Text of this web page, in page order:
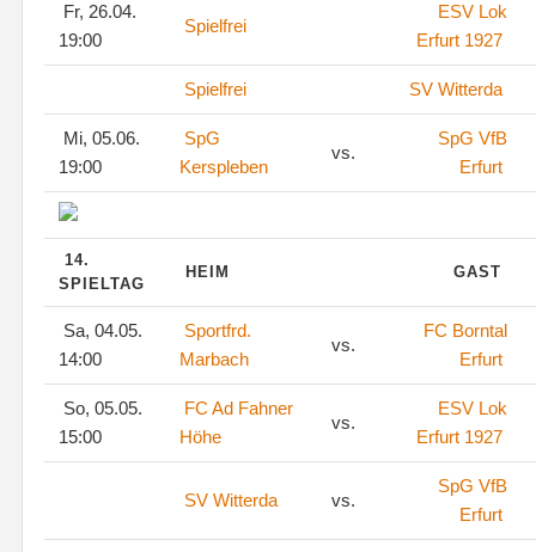
Fr, 26.04.
19:00
Spielfrei
ESV Lok
Erfurt 1927
Spielfrei SV Witterda
Mi, 05.06.
19:00
SpG
Kerspleben
vs.
SpG VfB
Erfurt
14.
SPIELTAG
HEIM GAST
Sa, 04.05.
14:00
Sportfrd.
Marbach
vs.
FC Borntal
Erfurt
So, 05.05.
15:00
FC Ad Fahner
Höhe
vs.
ESV Lok
Erfurt 1927
SV Witterda vs.
SpG VfB
Erfurt